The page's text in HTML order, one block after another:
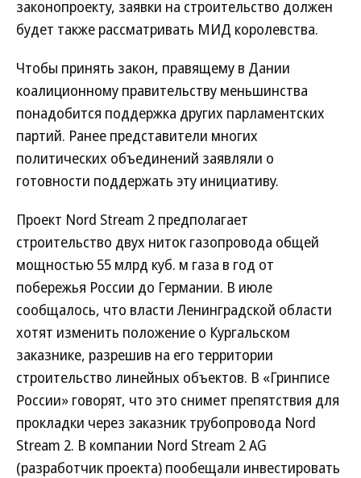
законопроекту, заявки на строительство должен
будет также рассматривать МИД королевства.
Чтобы принять закон, правящему в Дании
коалиционному правительству меньшинства
понадобится поддержка других парламентских
партий. Ранее представители многих
политических объединений заявляли о
готовности поддержать эту инициативу.
Проект Nord Stream 2 предполагает
строительство двух ниток газопровода общей
мощностью 55 млрд куб. м газа в год от
побережья России до Германии. В июле
сообщалось, что власти Ленинградской области
хотят изменить положение о Кургальском
заказнике, разрешив на его территории
строительство линейных объектов. В «Гринписе
России» говорят, что это снимет препятствия для
прокладки через заказник трубопровода Nord
Stream 2. В компании Nord Stream 2 AG
(разработчик проекта) пообещали инвестировать